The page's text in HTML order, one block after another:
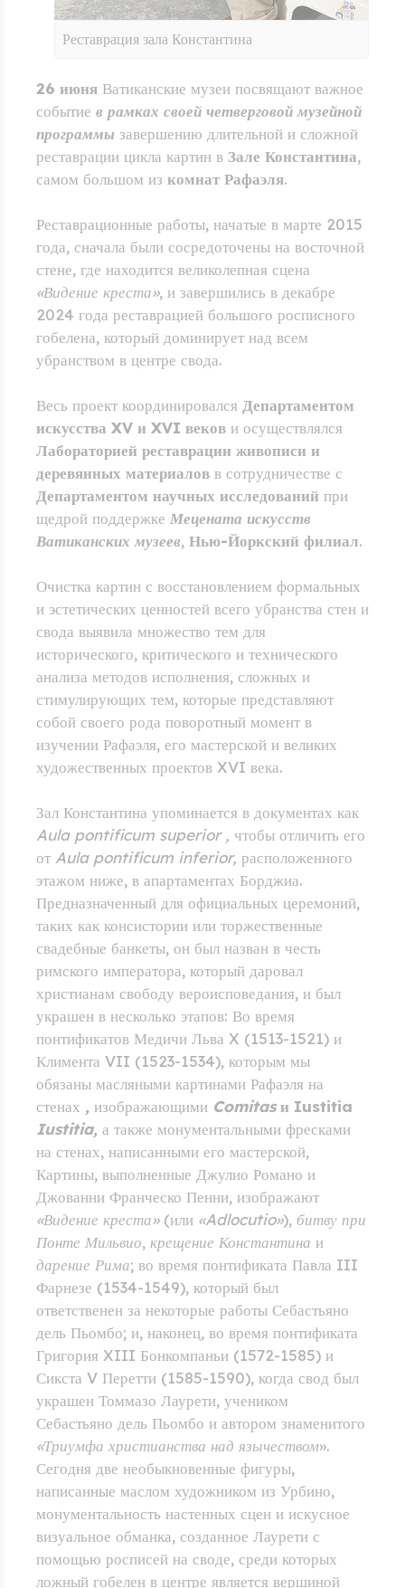
Реставрация зала Константина
26 июня Ватиканские музеи посвящают важное
событие в рамках своей четверговой музейной
программы завершению длительной и сложной
реставрации цикла картин в Зале Константина,
самом большом из комнат Рафаэля.
Реставрационные работы, начатые в марте 2015
года, сначала были сосредоточены на восточной
стене, где находится великолепная сцена
«Видение креста», и завершились в декабре
2024 года реставрацией большого росписного
гобелена, который доминирует над всем
убранством в центре свода.
Весь проект координировался Департаментом
искусства XV и XVI веков и осуществлялся
Лабораторией реставрации живописи и
деревянных материалов в сотрудничестве с
Департаментом научных исследований при
щедрой поддержке Мецената искусств
Ватиканских музеев, Нью-Йоркский филиал.
Очистка картин с восстановлением формальных
и эстетических ценностей всего убранства стен и
свода выявила множество тем для
исторического, критического и технического
анализа методов исполнения, сложных и
стимулирующих тем, которые представляют
собой своего рода поворотный момент в
изучении Рафаэля, его мастерской и великих
художественных проектов XVI века.
Зал Константина упоминается в документах как
Aula pontificum superior , чтобы отличить его
от Aula pontificum inferior, расположенного
этажом ниже, в апартаментах Борджиа.
Предназначенный для официальных церемоний,
таких как консистории или торжественные
свадебные банкеты, он был назван в честь
римского императора, который даровал
христианам свободу вероисповедания, и был
украшен в несколько этапов: Во время
понтификатов Медичи Льва X (1513-1521) и
Климента VII (1523-1534), которым мы
обязаны масляными картинами Рафаэля на
стенах , изображающими Comitasи Iustitia
Iustitia, а также монументальными фресками
на стенах, написанными его мастерской,
Картины, выполненные Джулио Романо и
Джованни Франческо Пенни, изображают
«Видение креста»(или «Adlocutio»), битву при
Понте Мильвио, крещение Константина и
дарение Рима; во время понтификата Павла III
Фарнезе (1534-1549), который был
ответственен за некоторые работы Себастьяно
дель Пьомбо; и, наконец, во время понтификата
Григория XIII Бонкомпаньи (1572-1585) и
Сикста V Перетти (1585-1590), когда свод был
украшен Томмазо Лаурети, учеником
Себастьяно дель Пьомбо и автором знаменитого
«Триумфа христианства над язычеством».
Сегодня две необыкновенные фигуры,
написанные маслом художником из Урбино,
монументальность настенных сцен и искусное
визуальное обманка, созданное Лаурети с
помощью росписей на своде, среди которых
ложный гобелен в центре является вершиной